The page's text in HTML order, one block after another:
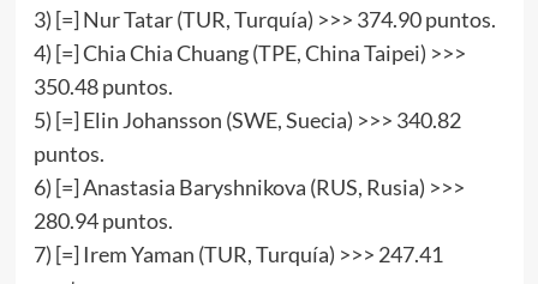
3) [=] Nur Tatar (TUR, Turquía) >>> 374.90 puntos.
4) [=] Chia Chia Chuang (TPE, China Taipei) >>>
350.48 puntos.
5) [=] Elin Johansson (SWE, Suecia) >>> 340.82
puntos.
6) [=] Anastasia Baryshnikova (RUS, Rusia) >>>
280.94 puntos.
7) [=] Irem Yaman (TUR, Turquía) >>> 247.41